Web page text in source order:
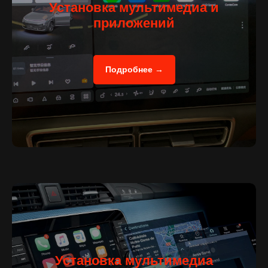
Установка мультимедиа и
приложений
Подробнее →
Установка мультимедиа
NR-AUTO
студии дооснащения и тюнинга NR-